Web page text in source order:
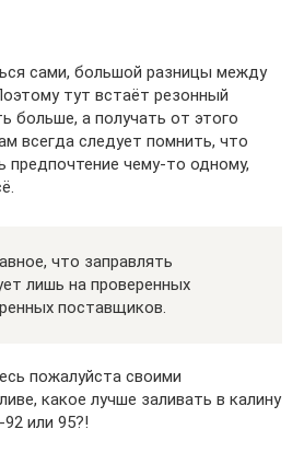
сами, большой разницы между
тут встаёт резонный
больше, а получать от этого
всегда следует помнить, что
предпочтение чему-то одному,
что заправлять
лишь на проверенных
поставщиков.
пожалуйста своими
какое лучше заливать в калину
или 95?!